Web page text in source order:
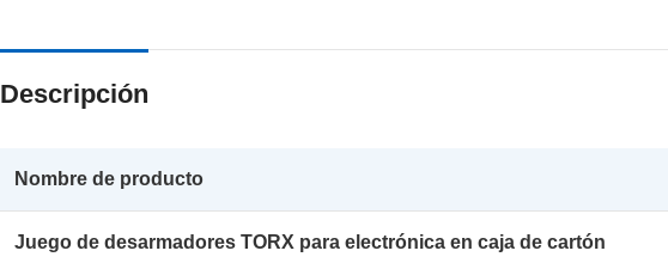
Descripción
Nombre de producto
Juego de desarmadores TORX para electrónica en caja de cartón